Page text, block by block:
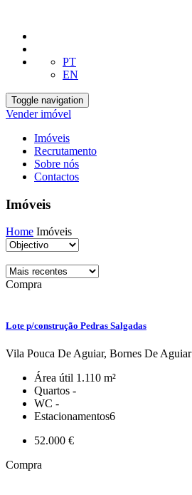
PT
EN
Toggle navigation
Vender imóvel
Imóveis
Recrutamento
Sobre nós
Contactos
Imóveis
Home Imóveis
Compra
Lote p/construção Pedras Salgadas
Vila Pouca De Aguiar, Bornes De Aguiar
Área útil 1.110 m²
Quartos -
WC -
Estacionamentos6
52.000 €
Compra